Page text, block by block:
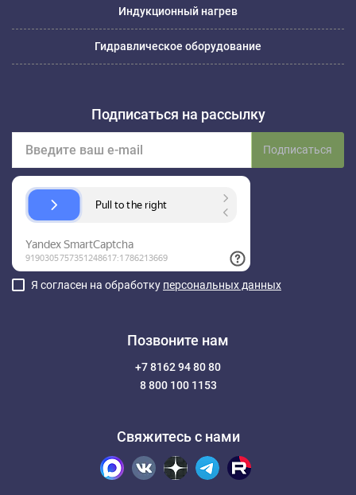
Индукционный нагрев
Гидравлическое оборудование
Подписаться на рассылку
Подписаться
Я согласен на обработку персональных данных
Позвоните нам
+7 8162 94 80 80
8 800 100 1153
Свяжитесь с нами